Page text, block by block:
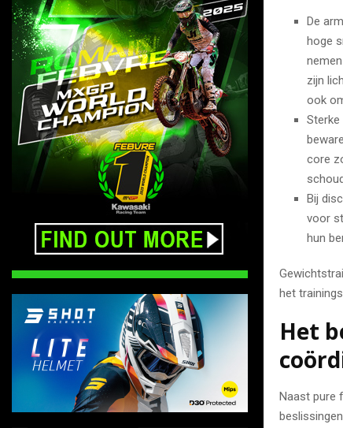
De
hoge
zijn
ook
Sterke
core
Bij
voor
hun
het
Het
Naast pure